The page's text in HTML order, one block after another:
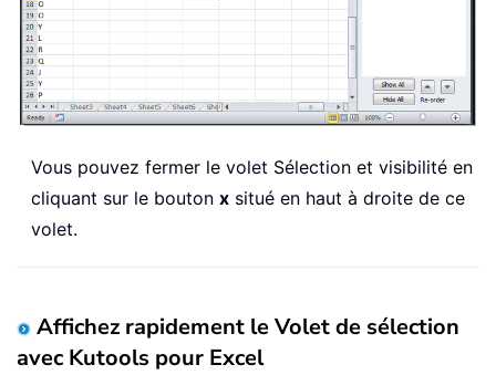
Vous pouvez fermer le volet Sélection et visibilité en
cliquant sur le bouton x situé en haut à droite de ce
volet.
Affichez rapidement le Volet de sélection
avec Kutools pour Excel